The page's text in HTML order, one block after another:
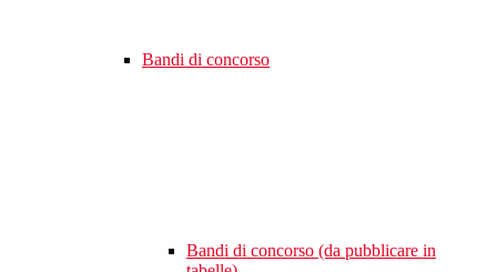
Bandi di concorso
Bandi di concorso (da pubblicare in